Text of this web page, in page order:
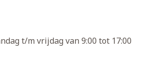
t/m vrijdag van 9:00 tot 17:00